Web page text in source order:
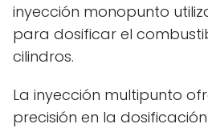
inyección monopunto
para dosificar el
cilindros.
La inyección multipunto
precisión en la